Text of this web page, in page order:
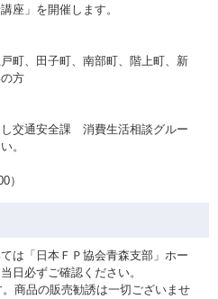
座」を開催します。
町、田子町、南部町、階上町、新
方
交通安全課 消費生活相談グルー
。
）
は「日本ＦＰ協会青森支部」ホー
日必ずご確認ください。
商品の販売勧誘は一切ございませ